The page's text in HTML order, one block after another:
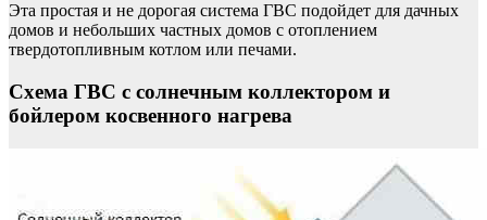
Эта простая и не дорогая система ГВС подойдет для дачных
домов и небольших частных домов с отоплением
твердотопливным котлом или печами.
Схема ГВС с солнечным коллектором и
бойлером косвенного нагрева